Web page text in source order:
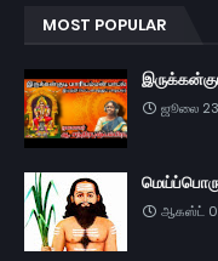
MOST POPULAR
ஜூலை
ஆகஸ்ட்